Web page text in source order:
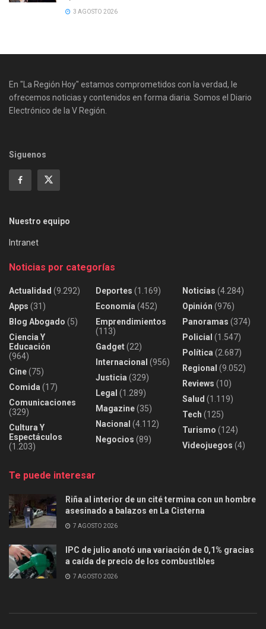
3 AGOSTO 2026
En "La Región Hoy" estamos comprometidos con la verdad, le
ofrecemos noticias y contenidos en forma diaria. Somos el Diario
Electrónico de la V Región.
Siguenos
Nuestro equipo
Intranet
Noticias por categorías
Actualidad (9.292)
Apps (31)
Blog Abogado (5)
Ciencia Y
Educación
(964)
Cine(75)
Comida (17)
Comunicaciones
(329)
Cultura Y
Espectáculos
(1.203)
Deportes (1.169)
Economía (452)
Emprendimientos
(113)
Gadget(22)
Internacional (956)
Justicia (329)
Legal (1.289)
Magazine(35)
Nacional (4.112)
Negocios (89)
Noticias (4.284)
Opinión (976)
Panoramas (374)
Policial (1.547)
Política (2.687)
Regional (9.052)
Reviews (10)
Salud (1.119)
Tech (125)
Turismo (124)
Videojuegos (4)
Te puede interesar
Riña al interior de un cité termina con un hombre
asesinado a balazos en La Cisterna
7 AGOSTO 2026
IPC de julio anotó una variación de 0,1% gracias
a caída de precio de los combustibles
7 AGOSTO 2026